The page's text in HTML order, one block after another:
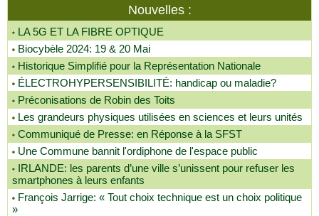
Nouvelles :
LA 5G ET LA FIBRE OPTIQUE
Biocybèle 2024: 19 & 20 Mai
Historique Simplifié pour la Représentation Nationale
ÉLECTROHYPERSENSIBILITÉ: handicap ou maladie?
Préconisations de Robin des Toits
Les grandeurs physiques utilisées en sciences et leurs unités
Communiqué de Presse: en Réponse à la SFST
Une Commune bannit l'ordiphone de l'espace public
IRLANDE: les parents d’une ville s’unissent pour refuser les
smartphones à leurs enfants
François Jarrige: « Tout choix technique est un choix politique
»